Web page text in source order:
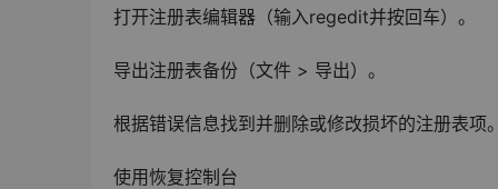
打开注册表编辑器（输入regedit并按回车）。
导出注册表备份（文件 > 导出）。
根据错误信息找到并删除或修改损坏的注册表项。
使用恢复控制台